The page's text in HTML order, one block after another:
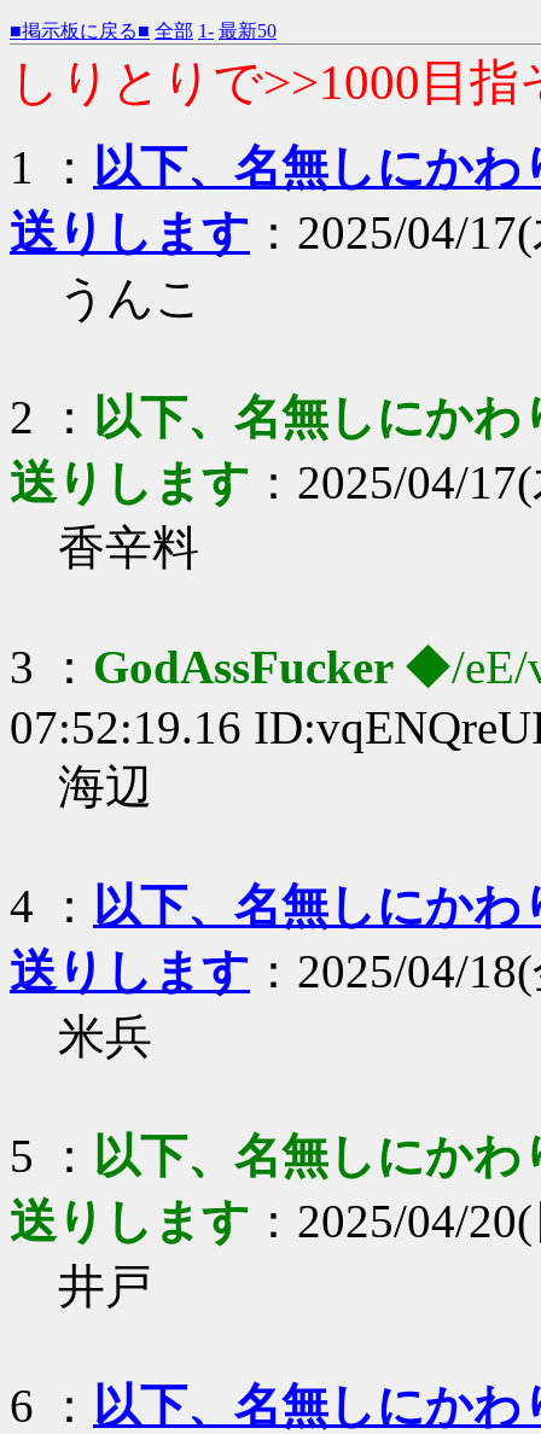
■掲示板に戻る■ 全部 1- 最新50
しりとりで>>1000目指
1 ： 以下、名無しにか
送りします ：2025/04/
うんこ
2 ： 以下、名無しにか
送りします ：2025/04/
香辛料
3 ： GodAssFucker ◆/eE/
07:52:19.16
海辺
4 ： 以下、名無しにか
送りします ：2025/04/
米兵
5 ： 以下、名無しにか
送りします ：2025/04/
井戸
6 ： 以下、名無しにか